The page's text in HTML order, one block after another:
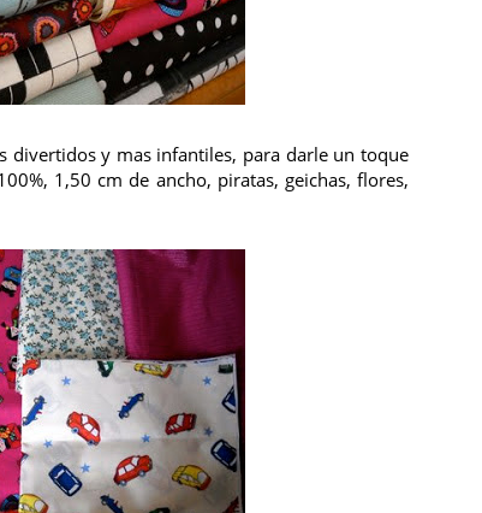
y mas infantiles, para darle un toque
1,50 cm de ancho, piratas, geichas, flores,